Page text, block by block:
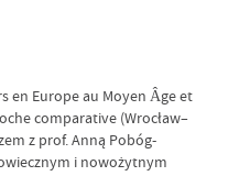
en Europe au Moyen Âge et
comparative (Wrocław–
z prof. Anną Pobóg-
i nowożytnym